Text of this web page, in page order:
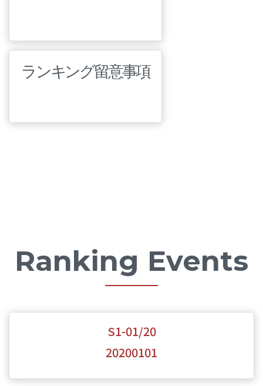
ランキング留意事項
Ranking Events
S1-01/20
20200101